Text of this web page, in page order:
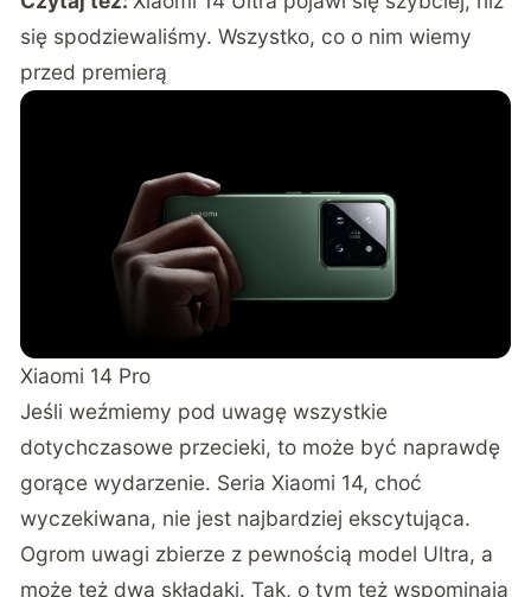
się spodziewaliśmy. Wszystko, co o nim wiemy
przed premierą
Xiaomi 14 Pro
Jeśli weźmiemy pod uwagę wszystkie
dotychczasowe przecieki, to może być naprawdę
gorące wydarzenie. Seria Xiaomi 14, choć
wyczekiwana, nie jest najbardziej ekscytująca.
Ogrom uwagi zbierze z pewnością model Ultra, a
może też dwa składaki. Tak, o tym też wspominają